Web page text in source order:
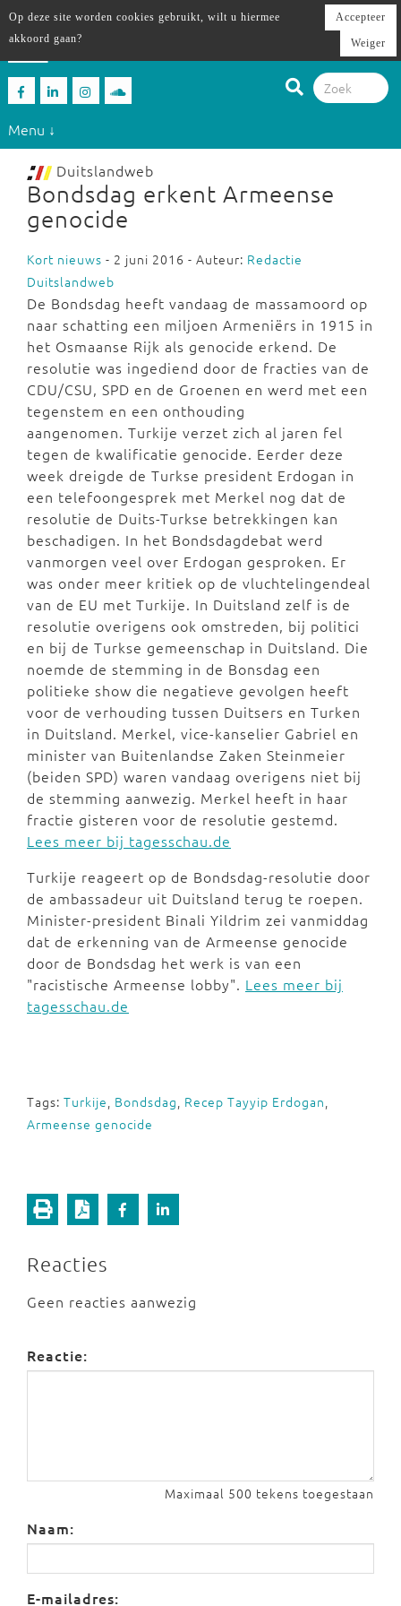
Menu ↓
Duitslandweb
Bondsdag erkent Armeense
genocide
Kort nieuws - 2 juni 2016 - Auteur: Redactie
Duitslandweb
De Bondsdag heeft vandaag de massamoord op
naar schatting een miljoen Armeniërs in 1915 in
het Osmaanse Rijk als genocide erkend. De
resolutie was ingediend door de fracties van de
CDU/CSU, SPD en de Groenen en werd met een
tegenstem en een onthouding
aangenomen. Turkije verzet zich al jaren fel
tegen de kwalificatie genocide. Eerder deze
week dreigde de Turkse president Erdogan in
een telefoongesprek met Merkel nog dat de
resolutie de Duits-Turkse betrekkingen kan
beschadigen. In het Bondsdagdebat werd
vanmorgen veel over Erdogan gesproken. Er
was onder meer kritiek op de vluchtelingendeal
van de EU met Turkije. In Duitsland zelf is de
resolutie overigens ook omstreden, bij politici
en bij de Turkse gemeenschap in Duitsland. Die
noemde de stemming in de Bonsdag een
politieke show die negatieve gevolgen heeft
voor de verhouding tussen Duitsers en Turken
in Duitsland. Merkel, vice-kanselier Gabriel en
minister van Buitenlandse Zaken Steinmeier
(beiden SPD) waren vandaag overigens niet bij
de stemming aanwezig. Merkel heeft in haar
fractie gisteren voor de resolutie gestemd.
Lees meer bij tagesschau.de
Turkije reageert op de Bondsdag-resolutie door
de ambassadeur uit Duitsland terug te roepen.
Minister-president Binali Yildrim zei vanmiddag
dat de erkenning van de Armeense genocide
door de Bondsdag het werk is van een
"racistische Armeense lobby". Lees meer bij
tagesschau.de
Tags: Turkije, Bondsdag, Recep Tayyip Erdogan,
Armeense genocide
Reacties
Geen reacties aanwezig
Reactie:
Maximaal 500 tekens toegestaan
Naam:
E-mailadres:
Op deze site worden cookies gebruikt, wilt u hiermee
akkoord gaan?
Accepteer
Weiger